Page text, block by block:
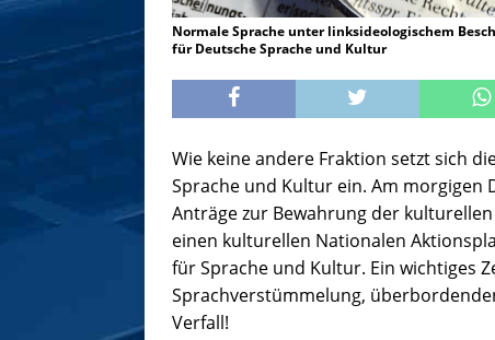
Normale Sprache unter linksideologischem
für Deutsche Sprache und Kultur
Wie keine andere Fraktion setzt sich
Sprache und Kultur ein. Am morgigen
Anträge zur Bewahrung der
einen kulturellen Nationalen
für Sprache und Kultur. Ein wichtiges
Sprachverstümmelung,
Verfall!